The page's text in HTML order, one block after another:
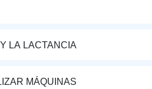
LA LACTANCIA
MÁQUINAS